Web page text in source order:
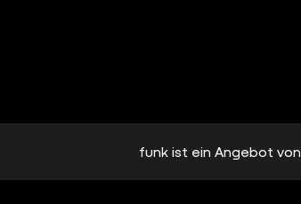
funk ist ein Angebot von